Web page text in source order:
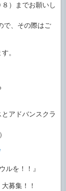
）までお願いし
で、その際はご
。
アドバンスクラ
ルを！！』
募集！！